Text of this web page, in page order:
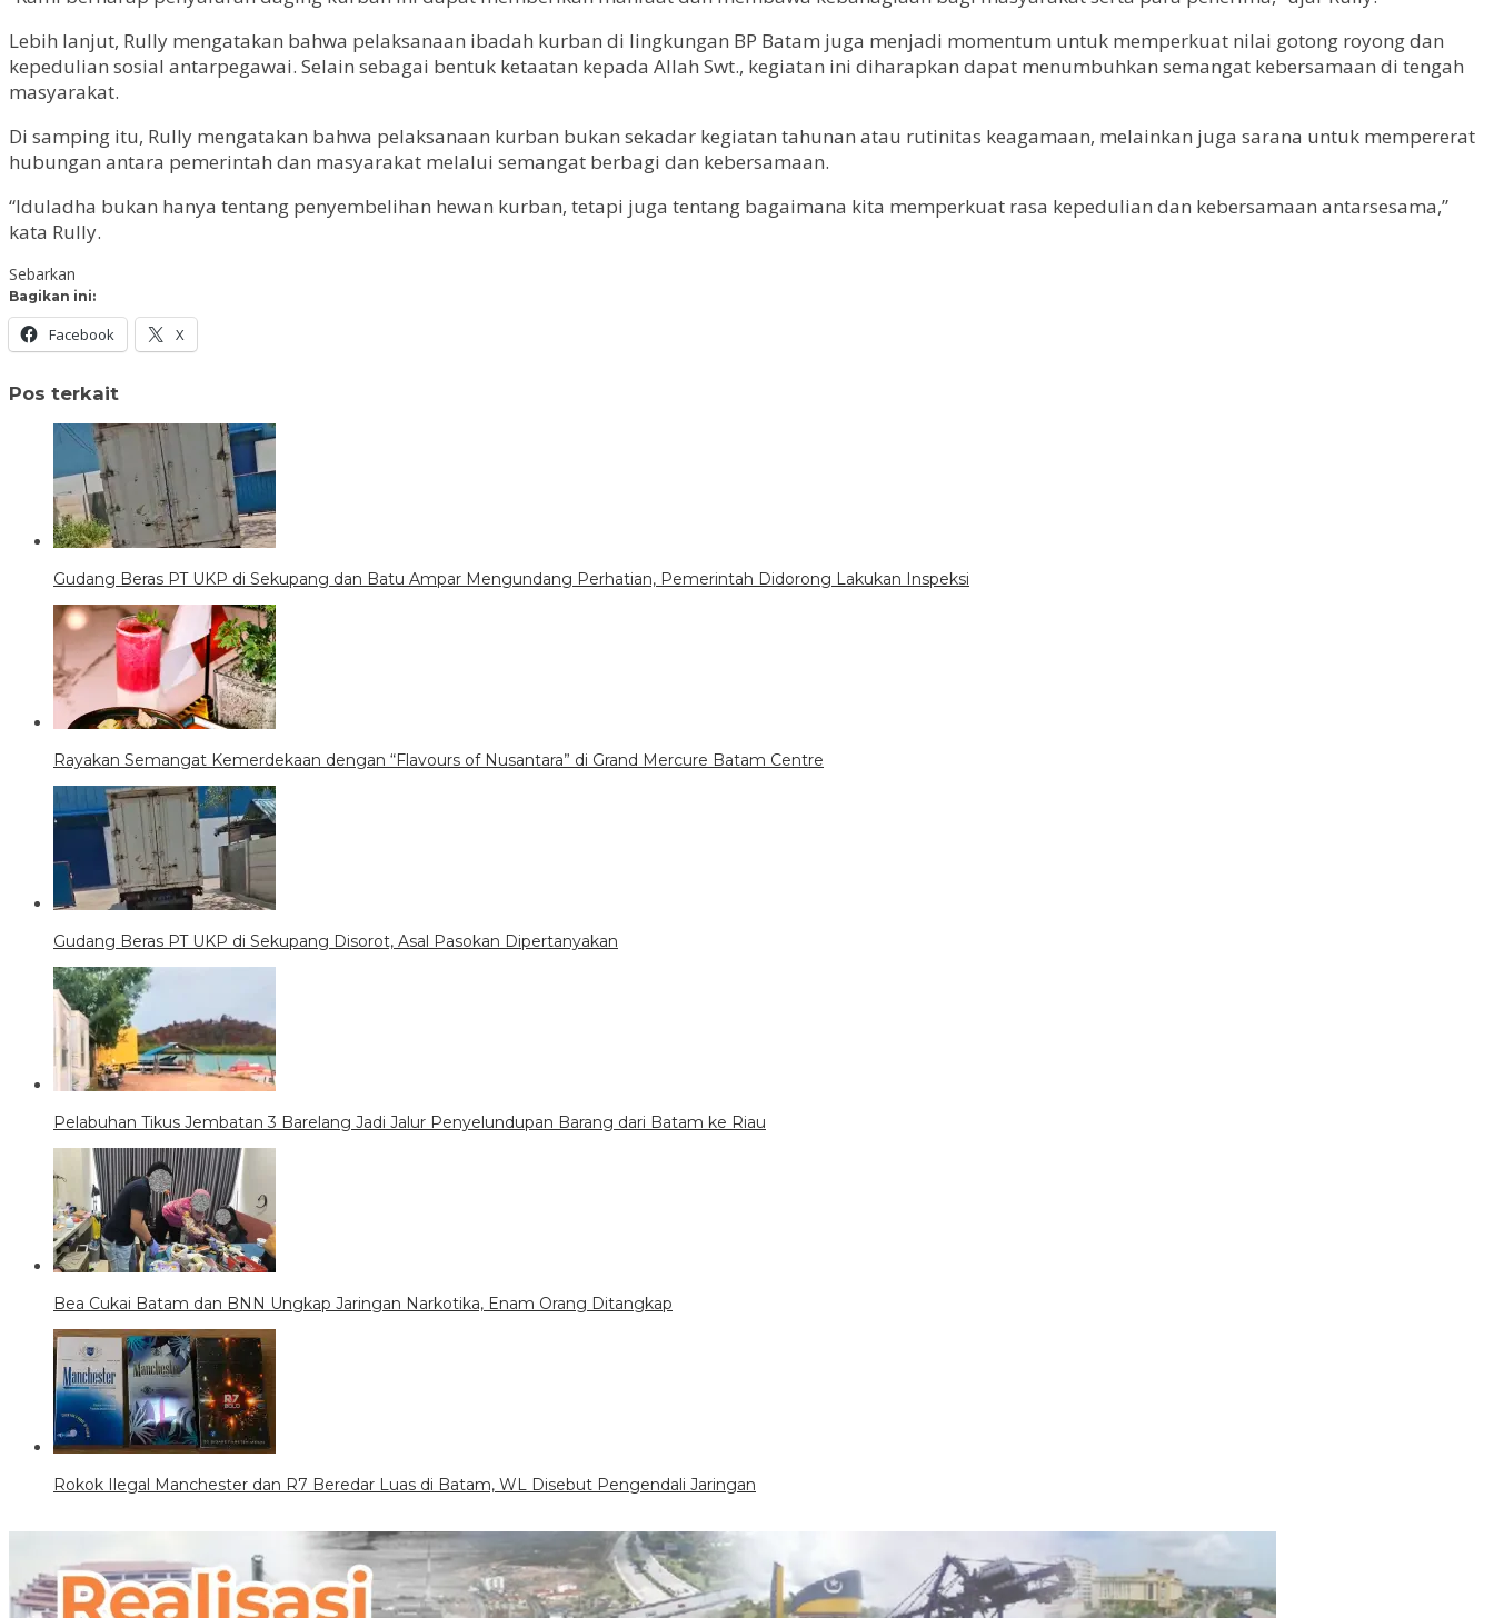
Lebih lanjut, Rully mengatakan bahwa pelaksanaan ibadah kurban di lingkungan BP Batam juga menjadi momentum untuk memperkuat nilai gotong royong dan
kepedulian sosial antarpegawai. Selain sebagai bentuk ketaatan kepada Allah Swt., kegiatan ini diharapkan dapat menumbuhkan semangat kebersamaan di tengah
masyarakat.
Di samping itu, Rully mengatakan bahwa pelaksanaan kurban bukan sekadar kegiatan tahunan atau rutinitas keagamaan, melainkan juga sarana untuk mempererat
hubungan antara pemerintah dan masyarakat melalui semangat berbagi dan kebersamaan.
“Iduladha bukan hanya tentang penyembelihan hewan kurban, tetapi juga tentang bagaimana kita memperkuat rasa kepedulian dan kebersamaan antarsesama,”
kata Rully.
Sebarkan
Bagikan ini:
Facebook X
Pos terkait
Gudang Beras PT UKP di Sekupang dan Batu Ampar Mengundang Perhatian, Pemerintah Didorong Lakukan Inspeksi
Rayakan Semangat Kemerdekaan dengan “Flavours of Nusantara” di Grand Mercure Batam Centre
Gudang Beras PT UKP di Sekupang Disorot, Asal Pasokan Dipertanyakan
Pelabuhan Tikus Jembatan 3 Barelang Jadi Jalur Penyelundupan Barang dari Batam ke Riau
Bea Cukai Batam dan BNN Ungkap Jaringan Narkotika, Enam Orang Ditangkap
Rokok Ilegal Manchester dan R7 Beredar Luas di Batam, WL Disebut Pengendali Jaringan